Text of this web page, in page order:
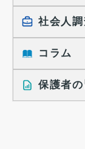
大学生の実
働きたい組
大学生の地
就職活動に
採用活動に
社会人調
就職活動と
就業レディ
コラム
インタビュ
保護者